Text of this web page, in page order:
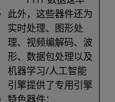
此外，这些器件还为
实时处理、图形处
理、视频编解码、波
形、数据包处理以及
机器学习/人工智能
引擎提供了专用引擎
特色器件：